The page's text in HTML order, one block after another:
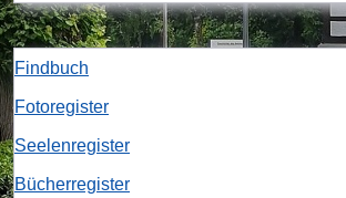
Findbuch
Fotoregister
Seelenregister
Bücherregister